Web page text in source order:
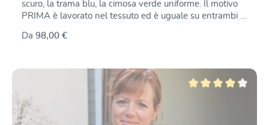
scuro, la trama blu, la cimosa verde uniforme. Il motivo
PRIMA è lavorato nel tessuto ed è uguale su entrambi i
è molto resistente agli strappi, è elastico in diagonale e
Da 98,00 €